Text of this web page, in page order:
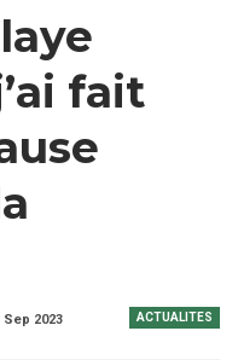
fait
ACTUALITES
Sep 2023